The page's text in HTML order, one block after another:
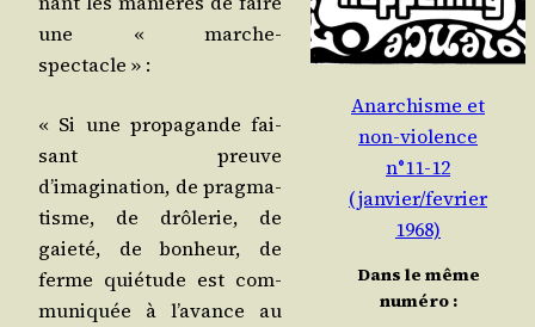
une « marche-
spectacle » :
« Si une pro­pa­gande fai­
sant preuve
d’imagination, de prag­ma­
tisme, de drô­le­rie, de
gaie­té, de bon­heur, de
ferme quié­tude est com­
mu­ni­quée à l’avance au
Anarchisme et
non-violence
n°11-12
(janvier/fevrier
1968)
Dans le même
numéro :